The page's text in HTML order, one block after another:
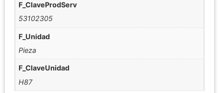
F_ClaveProdServ
53102305
F_Unidad
Pieza
F_ClaveUnidad
H87